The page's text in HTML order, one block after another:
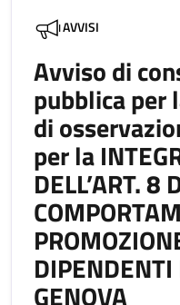
AVVISI
Avviso di
pubblica per
di
per la
DELL’ART. 8
GENOVA